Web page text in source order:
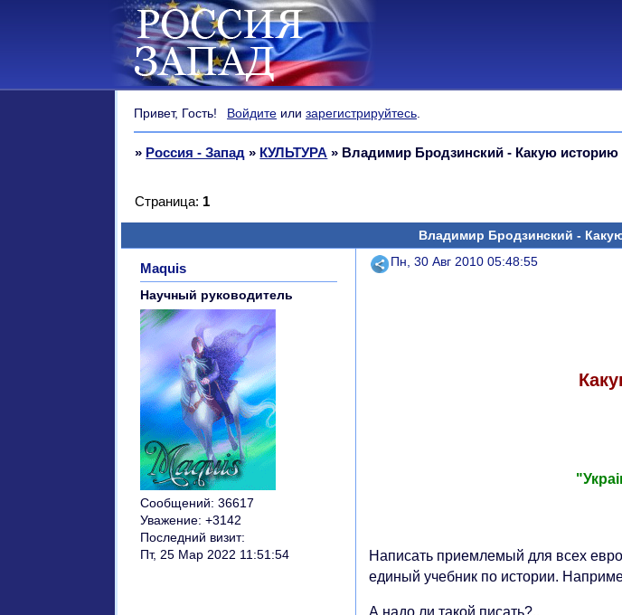
Привет, Гость! Войдите илизарегистрируйтесь.
» Россия - Запад » КУЛЬТУРА » Владимир Бродзинский - Какую историю
Владимир Бродзинский -
Страница: 1
Поделиться
Пн, 30 Авг 2010 05:48:55
Maquis
Научный руководитель
Сообщений: 36617
Уважение: +3142
Последний визит:
Пт, 25 Мар 2022 11:51:54
Написать приемлемый для всех
единый учебник по истории.
А надо ли такой писать?..